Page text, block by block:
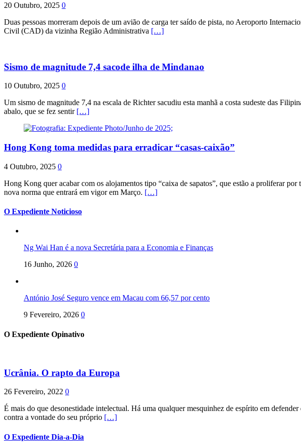
20 Outubro, 2025 0
Duas pessoas morreram depois de um avião de carga ter saído de pista, no Aeroporto
Civil (CAD) da vizinha Região Administrativa […]
Sismo de magnitude 7,4 sacode ilha de Mindanao
10 Outubro, 2025 0
Um sismo de magnitude 7,4 na escala de Richter sacudiu esta manhã a costa sudeste das
abalo, que se fez sentir […]
Hong Kong toma medidas para erradicar “casas-caixão”
4 Outubro, 2025 0
Hong Kong quer acabar com os alojamentos tipo “caixa de sapatos”, que estão a proliferar
nova norma que entrará em vigor em Março. […]
O Expediente Noticioso
Ng Wai Han é a nova Secretária para a Economia e Finanças
16 Junho, 2026 0
António José Seguro vence em Macau com 66,57 por cento
9 Fevereiro, 2026 0
O Expediente Opinativo
Ucrânia. O rapto da Europa
26 Fevereiro, 2022 0
É mais do que desonestidade intelectual. Há uma qualquer mesquinhez de espírito em
contra a vontade do seu próprio […]
O Expediente Dia-a-Dia